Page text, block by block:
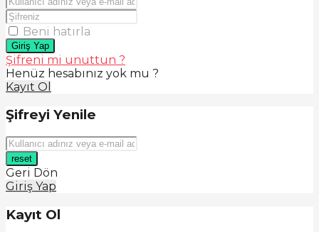
Beni hatırla
Giriş Yap
Şifreni mi unuttun ?
Henüz hesabınız yok mu ?
Kayıt Ol
Şifreyi Yenile
reset
Geri Dön
Giriş Yap
Kayıt Ol